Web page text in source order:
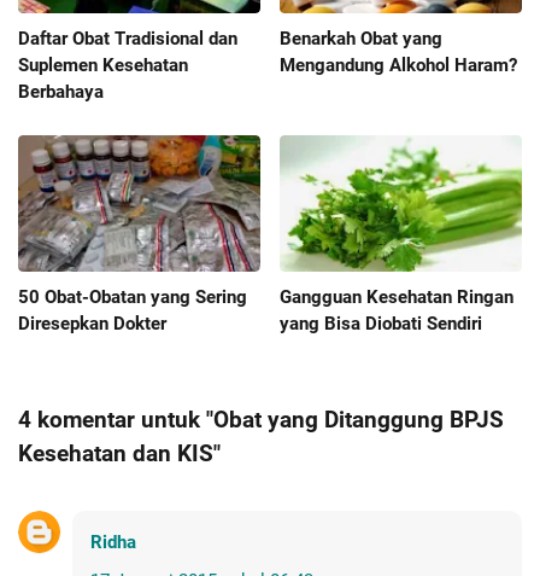
Daftar Obat Tradisional dan
Suplemen Kesehatan
Berbahaya
Benarkah Obat yang
Mengandung Alkohol Haram?
50 Obat-Obatan yang Sering
Diresepkan Dokter
Gangguan Kesehatan Ringan
yang Bisa Diobati Sendiri
4 komentar untuk "Obat yang Ditanggung BPJS
Kesehatan dan KIS"
Ridha